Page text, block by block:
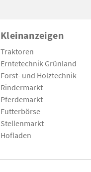
Kleinanzeigen
Traktoren
Erntetechnik Grünland
Forst- und Holztechnik
Rindermarkt
Pferdemarkt
Futterbörse
Stellenmarkt
Hofladen